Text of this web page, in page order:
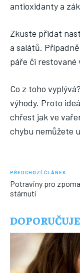
antioxidanty a
Zkuste přidat
a salátů.
páře či
Co z toho
výhody. Proto
chřest jak ve
chybu nemůžete
PŘEDCHOZÍ ČLÁNEK
Potraviny pro
stárnutí